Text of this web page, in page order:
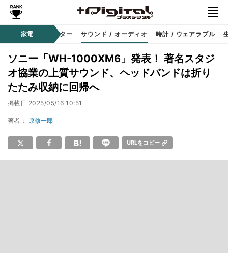
家電プロジェクター サウンド / オーディオ 時計 / ウェアラブル
ソニー「WH-1000XM6」発表！ 著名スタジ
オ協業の上質サウンド、ヘッドバンドは折り
たたみ収納に回帰へ
掲載日 2025/05/16 10:51
著者： 原修一郎
URLをコピー